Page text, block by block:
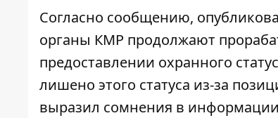
Согласно сообщению,
органы КМР продолжают
предоставлении охранного
лишено этого статуса из-за
выразил сомнения в